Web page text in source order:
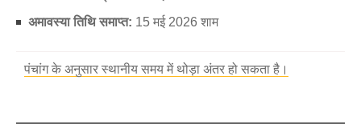
अमावस्या तिथि समाप्त: 15 मई 2026 शाम
पंचांग के अनुसार स्थानीय समय में थोड़ा अंतर हो सकता है।